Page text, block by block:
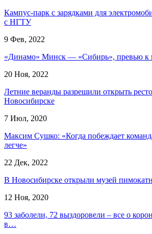
Кампус-парк с зарядками для
с НГТУ
9 Фев, 2022
«Динамо» Минск — «Сибирь», превью к
20 Ноя, 2022
Летние веранды разрешили открыть
Новосибирске
7 Июл, 2020
Максим Сушко: «Когда побеждает
легче»
22 Дек, 2022
В Новосибирске открыли музей
12 Ноя, 2020
93 заболели, 72 выздоровели – все о
в…